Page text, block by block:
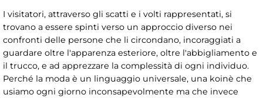
I visitatori, attraverso gli scatti e i volti rappresentati, si
trovano a essere spinti verso un approccio diverso nei
confronti delle persone che li circondano, incoraggiati a
guardare oltre l'apparenza esteriore, oltre l'abbigliamento e
il trucco, e ad apprezzare la complessità di ogni individuo.
Perché la moda è un linguaggio universale, una koinè che
usiamo ogni giorno inconsapevolmente ma che invece